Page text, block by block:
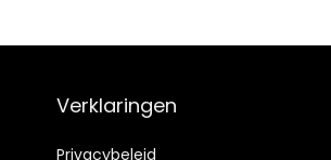
Verklaringen
Privacybeleid